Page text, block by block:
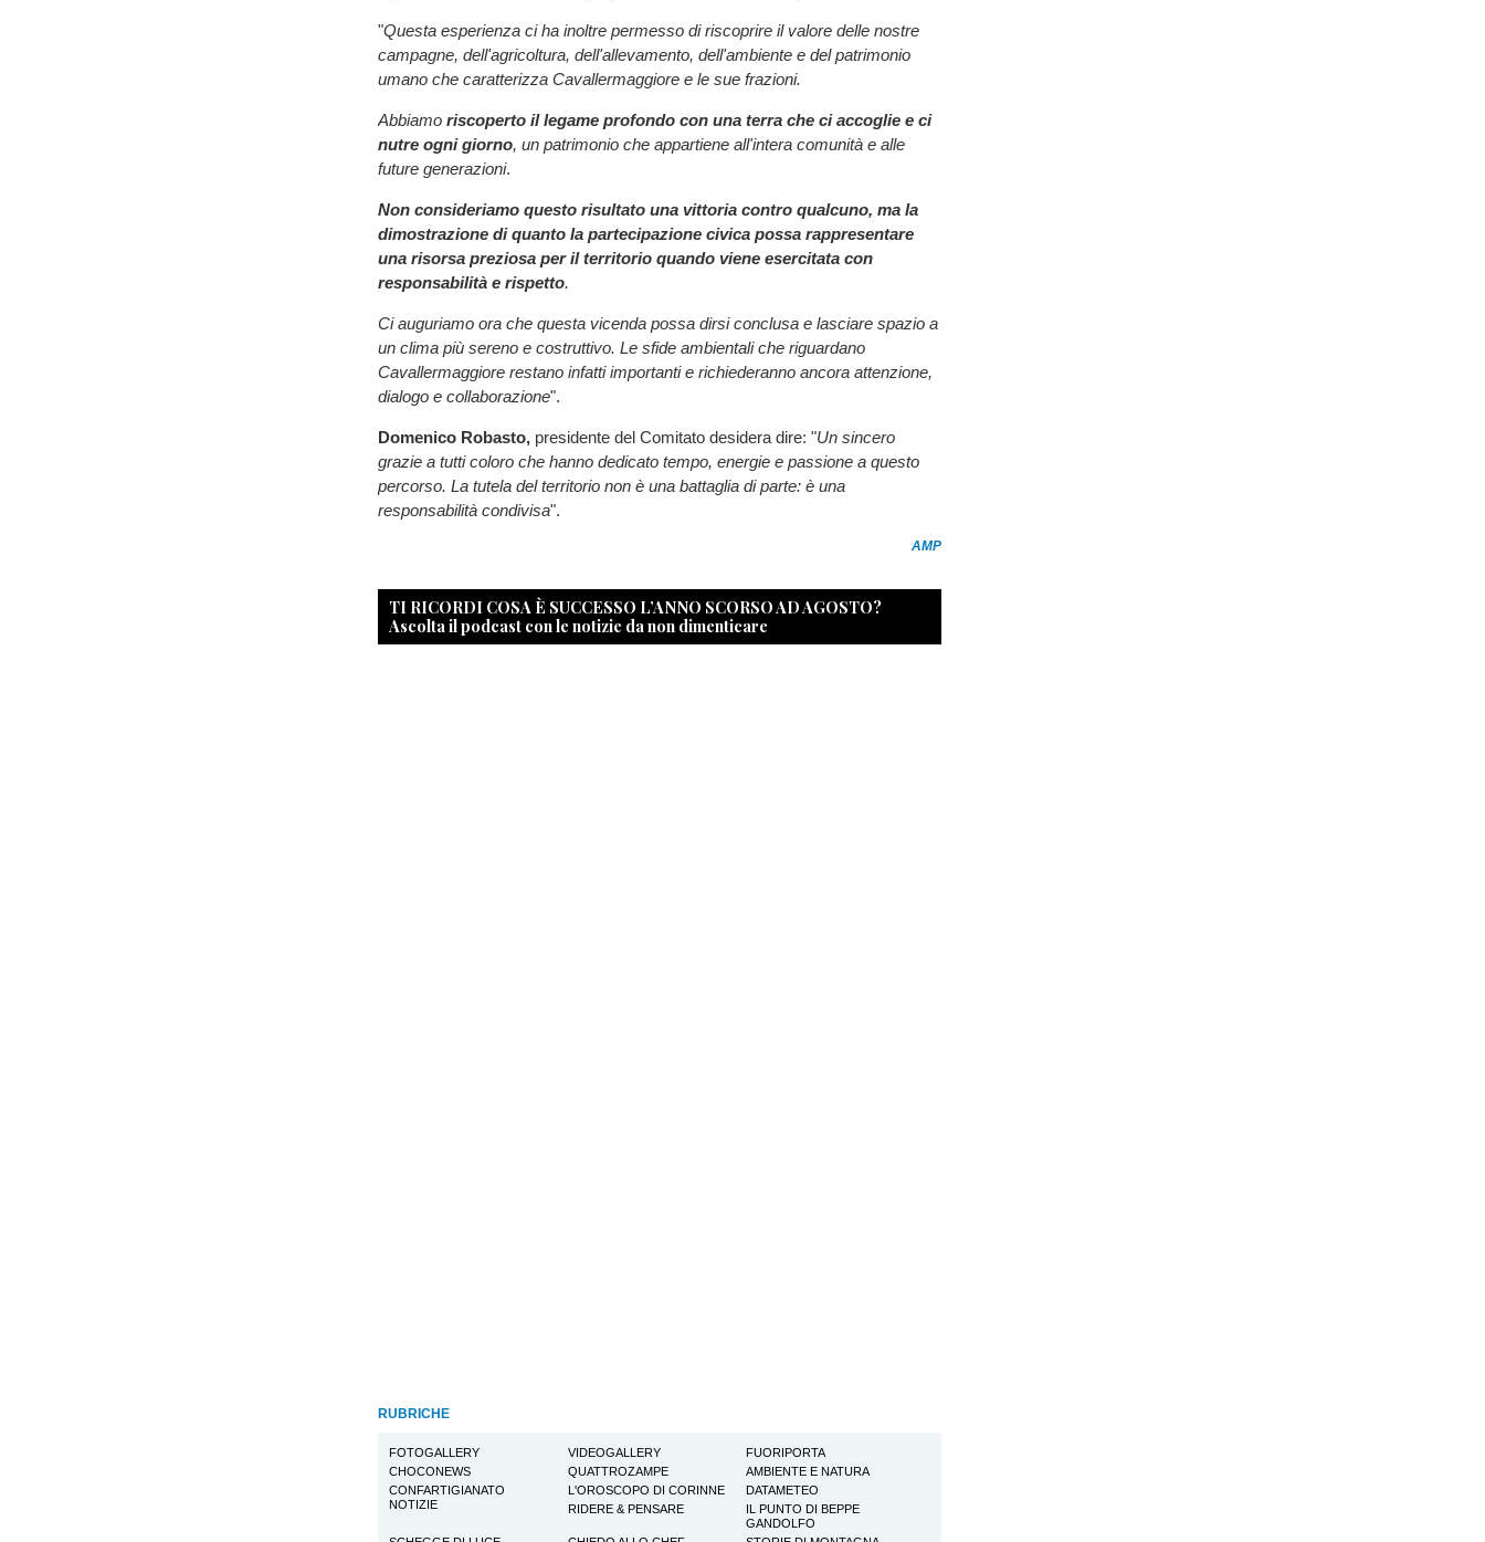
"Questa esperienza ci ha inoltre permesso di riscoprire il valore delle nostre
campagne, dell'agricoltura, dell'allevamento, dell'ambiente e del patrimonio
umano che caratterizza Cavallermaggiore e le sue frazioni.
Abbiamo riscoperto il legame profondo con una terra che ci accoglie e ci
nutre ogni giorno, un patrimonio che appartiene all'intera comunità e alle
future generazioni.
Non consideriamo questo risultato una vittoria contro qualcuno, ma la
dimostrazione di quanto la partecipazione civica possa rappresentare
una risorsa preziosa per il territorio quando viene esercitata con
responsabilità e rispetto.
Ci auguriamo ora che questa vicenda possa dirsi conclusa e lasciare spazio a
un clima più sereno e costruttivo. Le sfide ambientali che riguardano
Cavallermaggiore restano infatti importanti e richiederanno ancora attenzione,
dialogo e collaborazione".
Domenico Robasto, presidente del Comitato desidera dire: "Un sincero
grazie a tutti coloro che hanno dedicato tempo, energie e passione a questo
percorso. La tutela del territorio non è una battaglia di parte: è una
responsabilità condivisa".
AMP
TI RICORDI COSA È SUCCESSO L’ANNO SCORSO AD AGOSTO?
Ascolta il podcast con le notizie da non dimenticare
RUBRICHE
FOTOGALLERY VIDEOGALLERY
FUORIPORTA
CHOCONEWS
QUATTROZAMPE
AMBIENTE E NATURA
CONFARTIGIANATO
NOTIZIE
L'OROSCOPO DI CORINNE
DATAMETEO
RIDERE & PENSARE
IL PUNTO DI BEPPE
GANDOLFO